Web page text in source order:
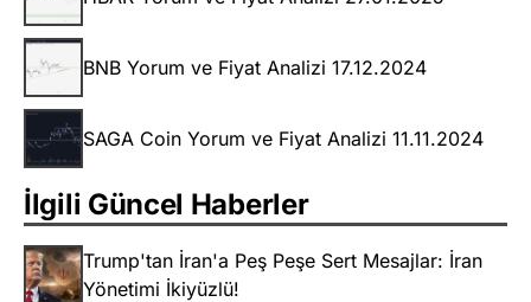
BNB Yorum ve Fiyat Analizi 17.12.2024
SAGA Coin Yorum ve Fiyat Analizi 11.11.2024
İlgili Güncel Haberler
Trump'tan İran'a Peş Peşe Sert Mesajlar: İran
Yönetimi İkiyüzlü!